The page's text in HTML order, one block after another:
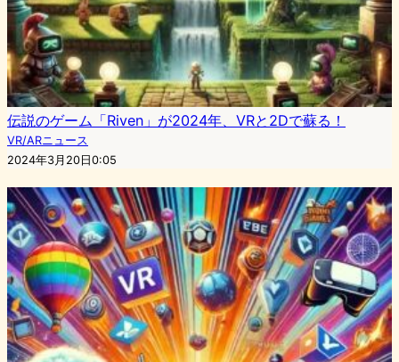
伝説のゲーム「Riven」が2024年、VRと2Dで蘇る！
VR/ARニュース
2024年3月20日0:05